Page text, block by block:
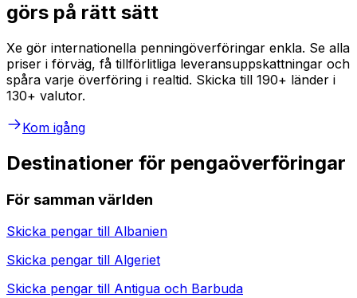
görs på rätt sätt
Xe gör internationella penningöverföringar enkla. Se alla
priser i förväg, få tillförlitliga leveransuppskattningar och
spåra varje överföring i realtid. Skicka till 190+ länder i
130+ valutor.
Kom igång
Destinationer för pengaöverföringar
För samman världen
Skicka pengar till Albanien
Skicka pengar till Algeriet
Skicka pengar till Antigua och Barbuda